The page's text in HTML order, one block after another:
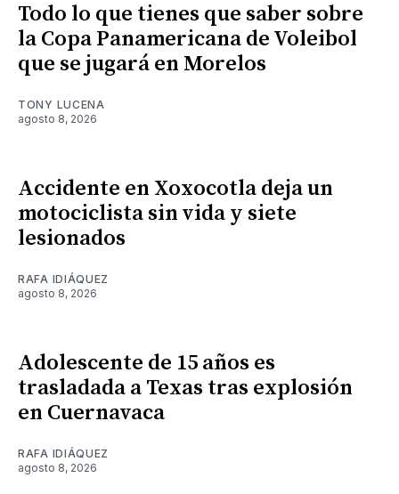
Todo lo que tienes que saber sobre
la Copa Panamericana de Voleibol
que se jugará en Morelos
TONY LUCENA
agosto 8, 2026
Accidente en Xoxocotla deja un
motociclista sin vida y siete
lesionados
RAFA IDIÁQUEZ
agosto 8, 2026
Adolescente de 15 años es
trasladada a Texas tras explosión
en Cuernavaca
RAFA IDIÁQUEZ
agosto 8, 2026